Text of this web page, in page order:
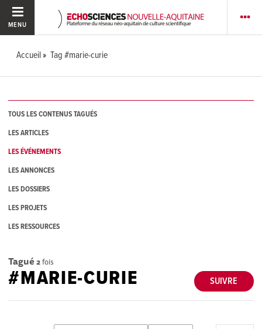
MENU
Accueil Tag #marie-curie
TOUS LES CONTENUS TAGUÉS
LES ARTICLES
LES ÉVÉNEMENTS
LES ANNONCES
LES DOSSIERS
LES PROJETS
LES RESSOURCES
Tagué 2fois
SUIVRE
#MARIE-CURIE